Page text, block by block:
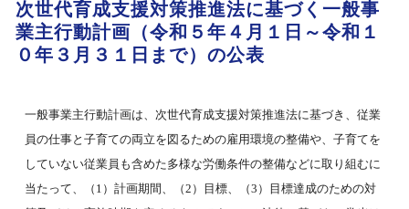
次世代育成支援対策推進法に基づく一般事
業主行動計画（令和５年４月１日～令和１
０年３月３１日まで）の公表
一般事業主行動計画は、次世代育成支援対策推進法に基づき、従業
員の仕事と子育ての両立を図るための雇用環境の整備や、子育てを
していない従業員も含めた多様な労働条件の整備などに取り組むに
当たって、（1）計画期間、（2）目標、（3）目標達成のための対